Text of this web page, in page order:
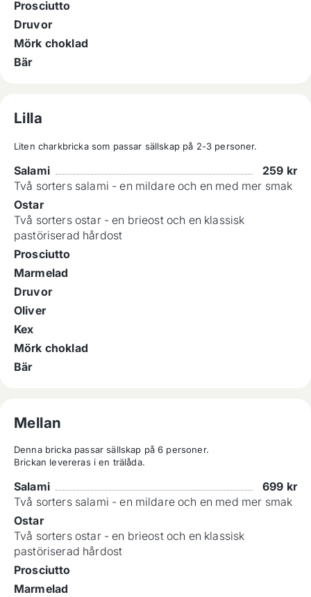
Prosciutto
Druvor
Mörk choklad
Bär
Lilla
Liten charkbricka som passar sällskap på 2-3 personer.
Salami 259 kr
Två sorters salami - en mildare och en med mer smak
Ostar
Två sorters ostar - en brieost och en klassisk
pastöriserad hårdost
Prosciutto
Marmelad
Druvor
Oliver
Kex
Mörk choklad
Bär
Mellan
Denna bricka passar sällskap på 6 personer.
Brickan levereras i en trälåda.
Salami 699 kr
Två sorters salami - en mildare och en med mer smak
Ostar
Två sorters ostar - en brieost och en klassisk
pastöriserad hårdost
Prosciutto
Marmelad